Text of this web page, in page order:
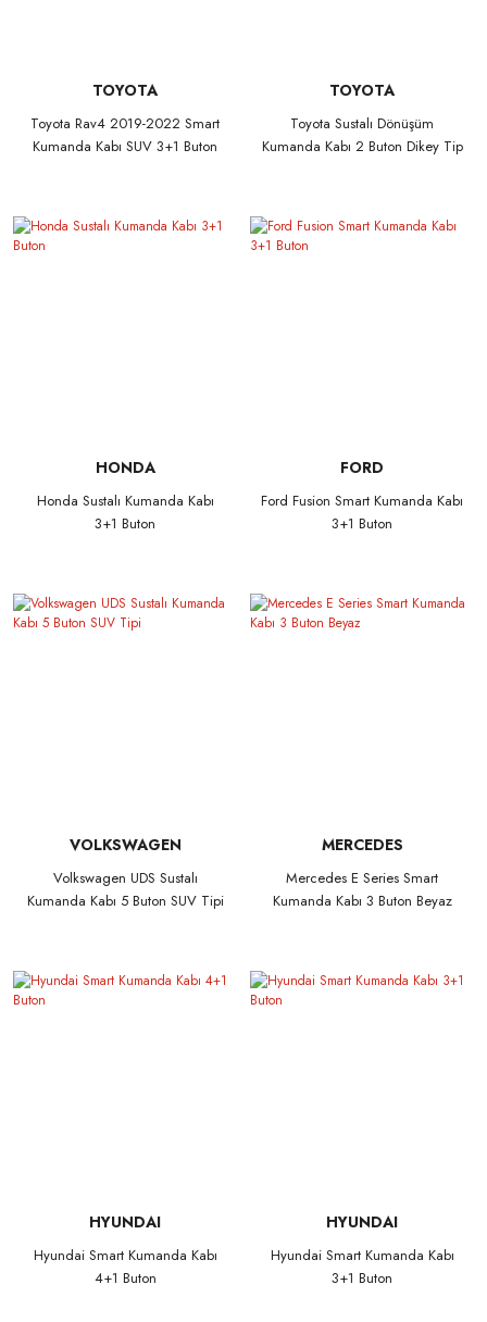
TOYOTA
Toyota Rav4 2019-2022 Smart
Kumanda Kabı SUV 3+1 Buton
TOYOTA
Toyota Sustalı Dönüşüm
Kumanda Kabı 2 Buton Dikey Tip
HONDA
Honda Sustalı Kumanda Kabı
3+1 Buton
FORD
Ford Fusion Smart Kumanda Kabı
3+1 Buton
VOLKSWAGEN
Volkswagen UDS Sustalı
Kumanda Kabı 5 Buton SUV Tipi
MERCEDES
Mercedes E Series Smart
Kumanda Kabı 3 Buton Beyaz
HYUNDAI
Hyundai Smart Kumanda Kabı
4+1 Buton
HYUNDAI
Hyundai Smart Kumanda Kabı
3+1 Buton